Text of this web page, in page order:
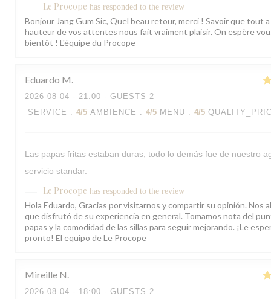
Le Procope has responded to the review
Bonjour Jang Gum Sic, Quel beau retour, merci ! Savoir que tout
hauteur de vos attentes nous fait vraiment plaisir. On espère
bientôt ! L'équipe du Procope
Eduardo M
2026-08-04 - 21:00 - GUESTS 2
SERVICE : 4/5 AMBIENCE : 4/5 MENU : 4/5
Las papas fritas estaban duras, todo lo demás fue de nuestro
servicio standar.
Le Procope has responded to the review
Hola Eduardo, Gracias por visitarnos y compartir su opinión. Nos
que disfrutó de su experiencia en general. Tomamos nota del
papas y la comodidad de las sillas para seguir mejorando. ¡Le
pronto! El equipo de Le Procope
Mireille N
2026-08-04 - 18:00 - GUESTS 2